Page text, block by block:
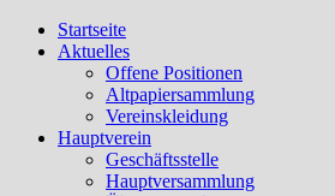
Startseite
Aktuelles
Offene Positionen
Altpapiersammlung
Vereinskleidung
Hauptverein
Geschäftsstelle
Hauptversammlung